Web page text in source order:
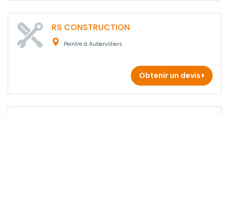
RS CONSTRUCTION
Peintre à Aubervilliers
Obtenir un devis